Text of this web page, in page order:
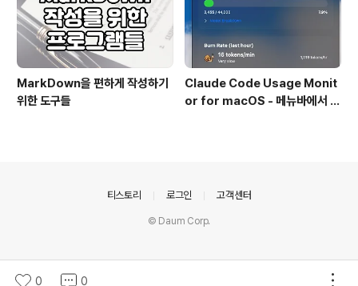
MarkDown을 편하게 작성하기
위한 도구들
Claude Code Usage Monit
or for macOS - 메뉴바에서 클
0 0
티스토리 로그인 고객센터
© Daum Corp.